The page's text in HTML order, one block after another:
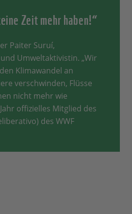
Zeit mehr haben!“
Paiter Suruí,
Umweltaktivistin. „Wir
Klimawandel an
verschwinden, Flüsse
nicht mehr wie
offizielles Mitglied des
des WWF